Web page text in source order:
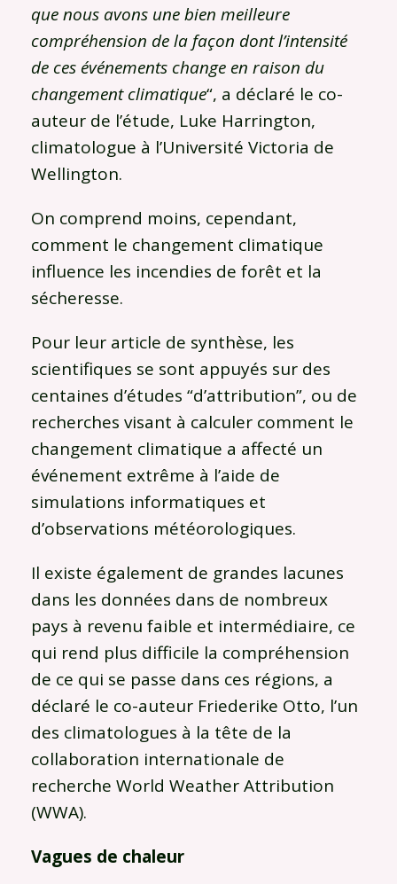
que nous avons une bien meilleure
compréhension de la façon dont l’intensité
de ces événements change en raison du
changement climatique“, a déclaré le co-
auteur de l’étude, Luke Harrington,
climatologue à l’Université Victoria de
Wellington.
On comprend moins, cependant,
comment le changement climatique
influence les incendies de forêt et la
sécheresse.
Pour leur article de synthèse, les
scientifiques se sont appuyés sur des
centaines d’études “d’attribution”, ou de
recherches visant à calculer comment le
changement climatique a affecté un
événement extrême à l’aide de
simulations informatiques et
d’observations météorologiques.
Il existe également de grandes lacunes
dans les données dans de nombreux
pays à revenu faible et intermédiaire, ce
qui rend plus difficile la compréhension
de ce qui se passe dans ces régions, a
déclaré le co-auteur Friederike Otto, l’un
des climatologues à la tête de la
collaboration internationale de
recherche World Weather Attribution
(WWA).
Vagues de chaleur